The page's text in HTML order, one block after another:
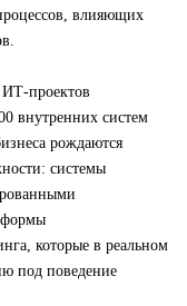
влияющих
проектов
внутренних систем
рождаются
системы
которые в реальном
под поведение